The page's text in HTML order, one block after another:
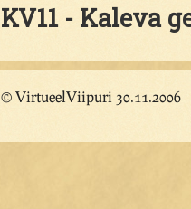
KV11 - Kaleva
© VirtueelViipuri 30.11.2006